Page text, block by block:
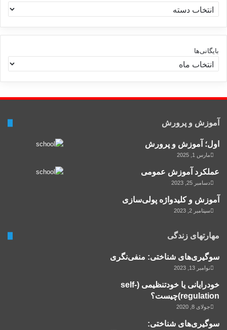
س
ت
ه
بایگانی‌ها
آموزش و پرورش
اول؛ آموزش و پرورش
مارس 1, 2025
عملکرد آموزش عمومی
دسامبر 25, 2023
آموزش و کلید‌واژه پولی‌سازی
سپتامبر 2, 2023
مهارتهای زندگی
سوگیری‌های شناختی: منفی‌نگری
نوامبر 13, 2023
خودرایانی یا خودتنظیمی (self-
regulation)چیست؟
جولای 8, 2020
سوگیری‌های شناختی: